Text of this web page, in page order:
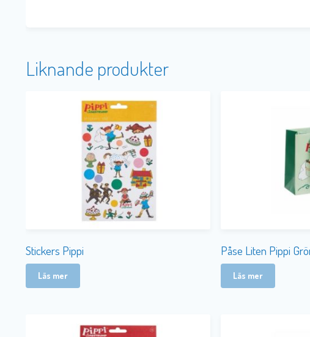
Liknande produkter
Stickers Pippi
Läs mer
Påse Liten Pippi
Läs mer